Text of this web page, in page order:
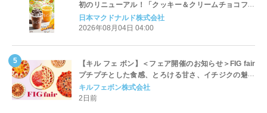
初のリニューアル！「クッキー＆クリームチョコフラ
ッペ」「マンゴースムージー」8月5日（水）から販売
開始
日本マクドナルド株式会社
2026年08月04日 04:00
【キル フェ ボン】＜フェア開催のお知らせ＞FIG fair
プチプチとした食感、とろける甘さ、イチジクの魅力
をたっぷりと。新作を含め、イチジク尽くしの全4種が
登場8月20日（木）スタート
キルフェボン株式会社
2日前